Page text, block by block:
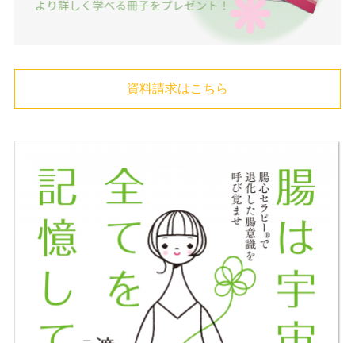
資料請求はこちら